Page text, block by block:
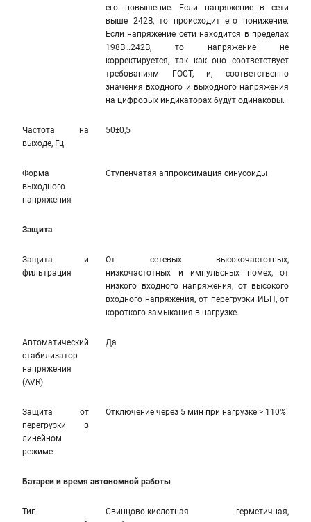
его повышение. Если напряжение в сети
выше 242В, то происходит его понижение.
Если напряжение сети находится в пределах
198В…242В, то напряжение не
корректируется, так как оно соответствует
требованиям ГОСТ, и, соответственно
значения входного и выходного напряжения
на цифровых индикаторах будут одинаковы.
Частота на
выходе, Гц
50±0,5
Форма
выходного
напряжения
Ступенчатая аппроксимация синусоиды
Защита
Защита и
фильтрация
От сетевых высокочастотных,
низкочастотных и импульсных помех, от
низкого входного напряжения, от высокого
входного напряжения, от перегрузки ИБП, от
короткого замыкания в нагрузке.
Автоматический
стабилизатор
напряжения
(AVR)
Да
Защита от
перегрузки в
линейном
режиме
Отключение через 5 мин при нагрузке > 110%
Батареи и время автономной работы
Тип
Свинцово-кислотная герметичная,